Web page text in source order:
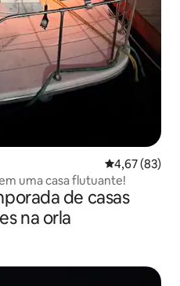
4,67 de uma
4,67 (83)
uma casa flutuante!
de casas
na orla